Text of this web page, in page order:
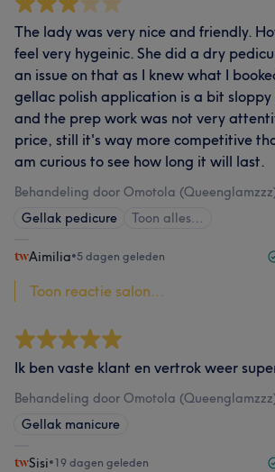
The lady was very nice and friendly.
feel very hygeinic. She did a dry
an issue on that as I knew what I
gellac polish application is a bit sloppy
and the prep work was not very
price, still it's way more competitive
am curious to see how long it will last.
Behandeling door Omotola
Gellak pedicure
Toon alles…
Aimilia•5 dagen geleden
Toon reactie salon...
Ik ben vaste klant en vertrok weer
Behandeling door Omotola
Gellak manicure
Sisi•19 dagen geleden